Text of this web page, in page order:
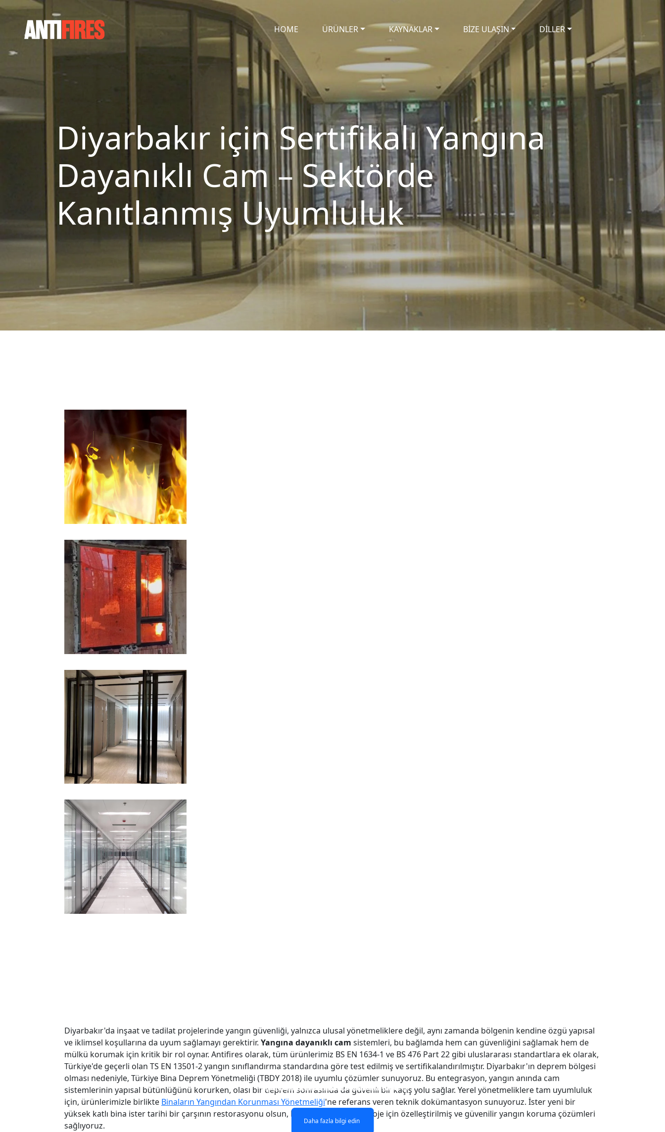
HOME ÜRÜNLER KAYNAKLAR BİZE ULAŞIN DİLLER
Diyarbakır için Sertifikalı Yangına
Dayanıklı Cam – Sektörde
Kanıtlanmış Uyumluluk
TEK KATLI YANGINA DAYANIKLI CAM
Daha fazla bilgi edin
ÇİFT KATLI YANGINA DAYANIKLI CAM
Daha fazla bilgi edin
YANMAZ CAM PENCERE VE KAPILAR
Daha fazla bilgi edin
YANGINA DAYANIKLI CAM BÖLME DUVAR
Daha fazla bilgi edin
Diyarbakır'da inşaat ve tadilat projelerinde yangın güvenliği, yalnızca ulusal yönetmeliklere değil, aynı zamanda bölgenin kendine özgü yapısal
ve iklimsel koşullarına da uyum sağlamayı gerektirir. Yangına dayanıklı cam sistemleri, bu bağlamda hem can güvenliğini sağlamak hem de
mülkü korumak için kritik bir rol oynar. Antifires olarak, tüm ürünlerimiz BS EN 1634-1 ve BS 476 Part 22 gibi uluslararası standartlara ek olarak,
Türkiye'de geçerli olan TS EN 13501-2 yangın sınıflandırma standardına göre test edilmiş ve sertifikalandırılmıştır. Diyarbakır'ın deprem bölgesi
olması nedeniyle, Türkiye Bina Deprem Yönetmeliği (TBDY 2018) ile uyumlu çözümler sunuyoruz. Bu entegrasyon, yangın anında cam
sistemlerinin yapısal bütünlüğünü korurken, olası bir deprem sonrasında da güvenli bir kaçış yolu sağlar. Yerel yönetmeliklere tam uyumluluk
için, ürünlerimizle birlikte Binaların Yangından Korunması Yönetmeliği'ne referans veren teknik dokümantasyon sunuyoruz. İster yeni bir
yüksek katlı bina ister tarihi bir çarşının restorasyonu olsun, Diyarbakır'daki her proje için özelleştirilmiş ve güvenilir yangın koruma çözümleri
sağlıyoruz.